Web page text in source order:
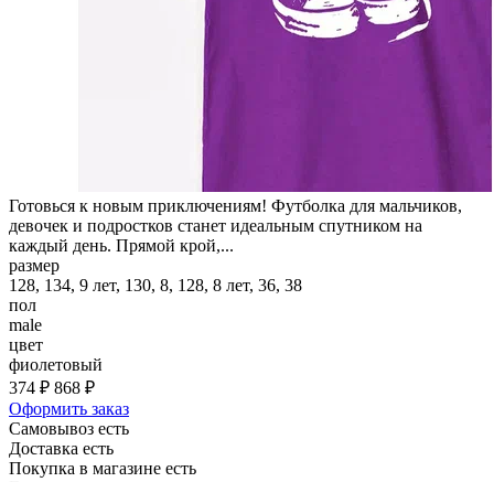
Готовься к новым приключениям! Футболка для мальчиков,
девочек и подростков станет идеальным спутником на
каждый день. Прямой крой,...
размер
128, 134, 9 лет, 130, 8, 128, 8 лет, 36, 38
пол
male
цвет
фиолетовый
374 ₽ 868 ₽
Оформить заказ
Самовывоз есть
Доставка есть
Покупка в магазине есть